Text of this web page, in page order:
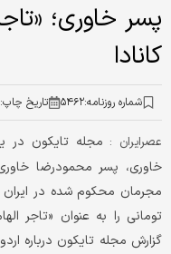
پسر خاوری؛
کانادا
شماره روزنامه:۵۴۶۲ تاریخ چاپ:
عصرايران : مجله تایکون در
خاوری، پسر محمودرضا
گزارش مجله تایکون درباره